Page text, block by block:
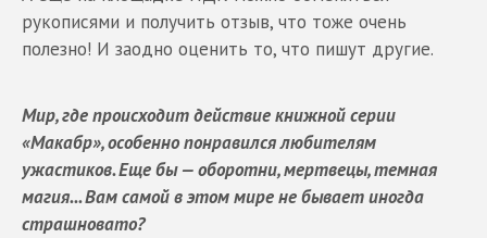
рукописями и получить отзыв, что тоже очень
полезно! И заодно оценить то, что пишут другие.
Мир, где происходит действие книжной серии
«Макабр», особенно понравился любителям
ужастиков. Еще бы — оборотни, мертвецы, темная
магия... Вам самой в этом мире не бывает иногда
страшновато?